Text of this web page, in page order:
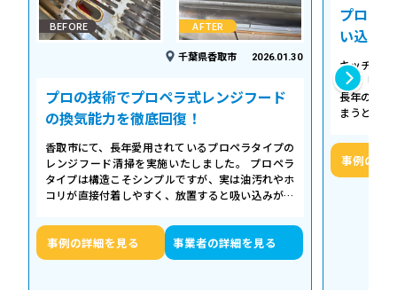
BEFORE AFTER
千葉県香取市 2026.01.30
プロの技術でプロペラ式レンジフード
の換気能力を徹底回復！
香取市にて、長年愛用されているプロペラタイプの
レンジフード清掃を実施いたしました。 プロペラ
タイプは構造こそシンプルですが、実は油汚れやホ
コリが直接付着しやすく、放置すると吸い込みが悪
事例の詳細を見る 事業者の詳細を見る
プロの
い込み
キッチン
える「シ
長年の調
まうとご
事例の詳